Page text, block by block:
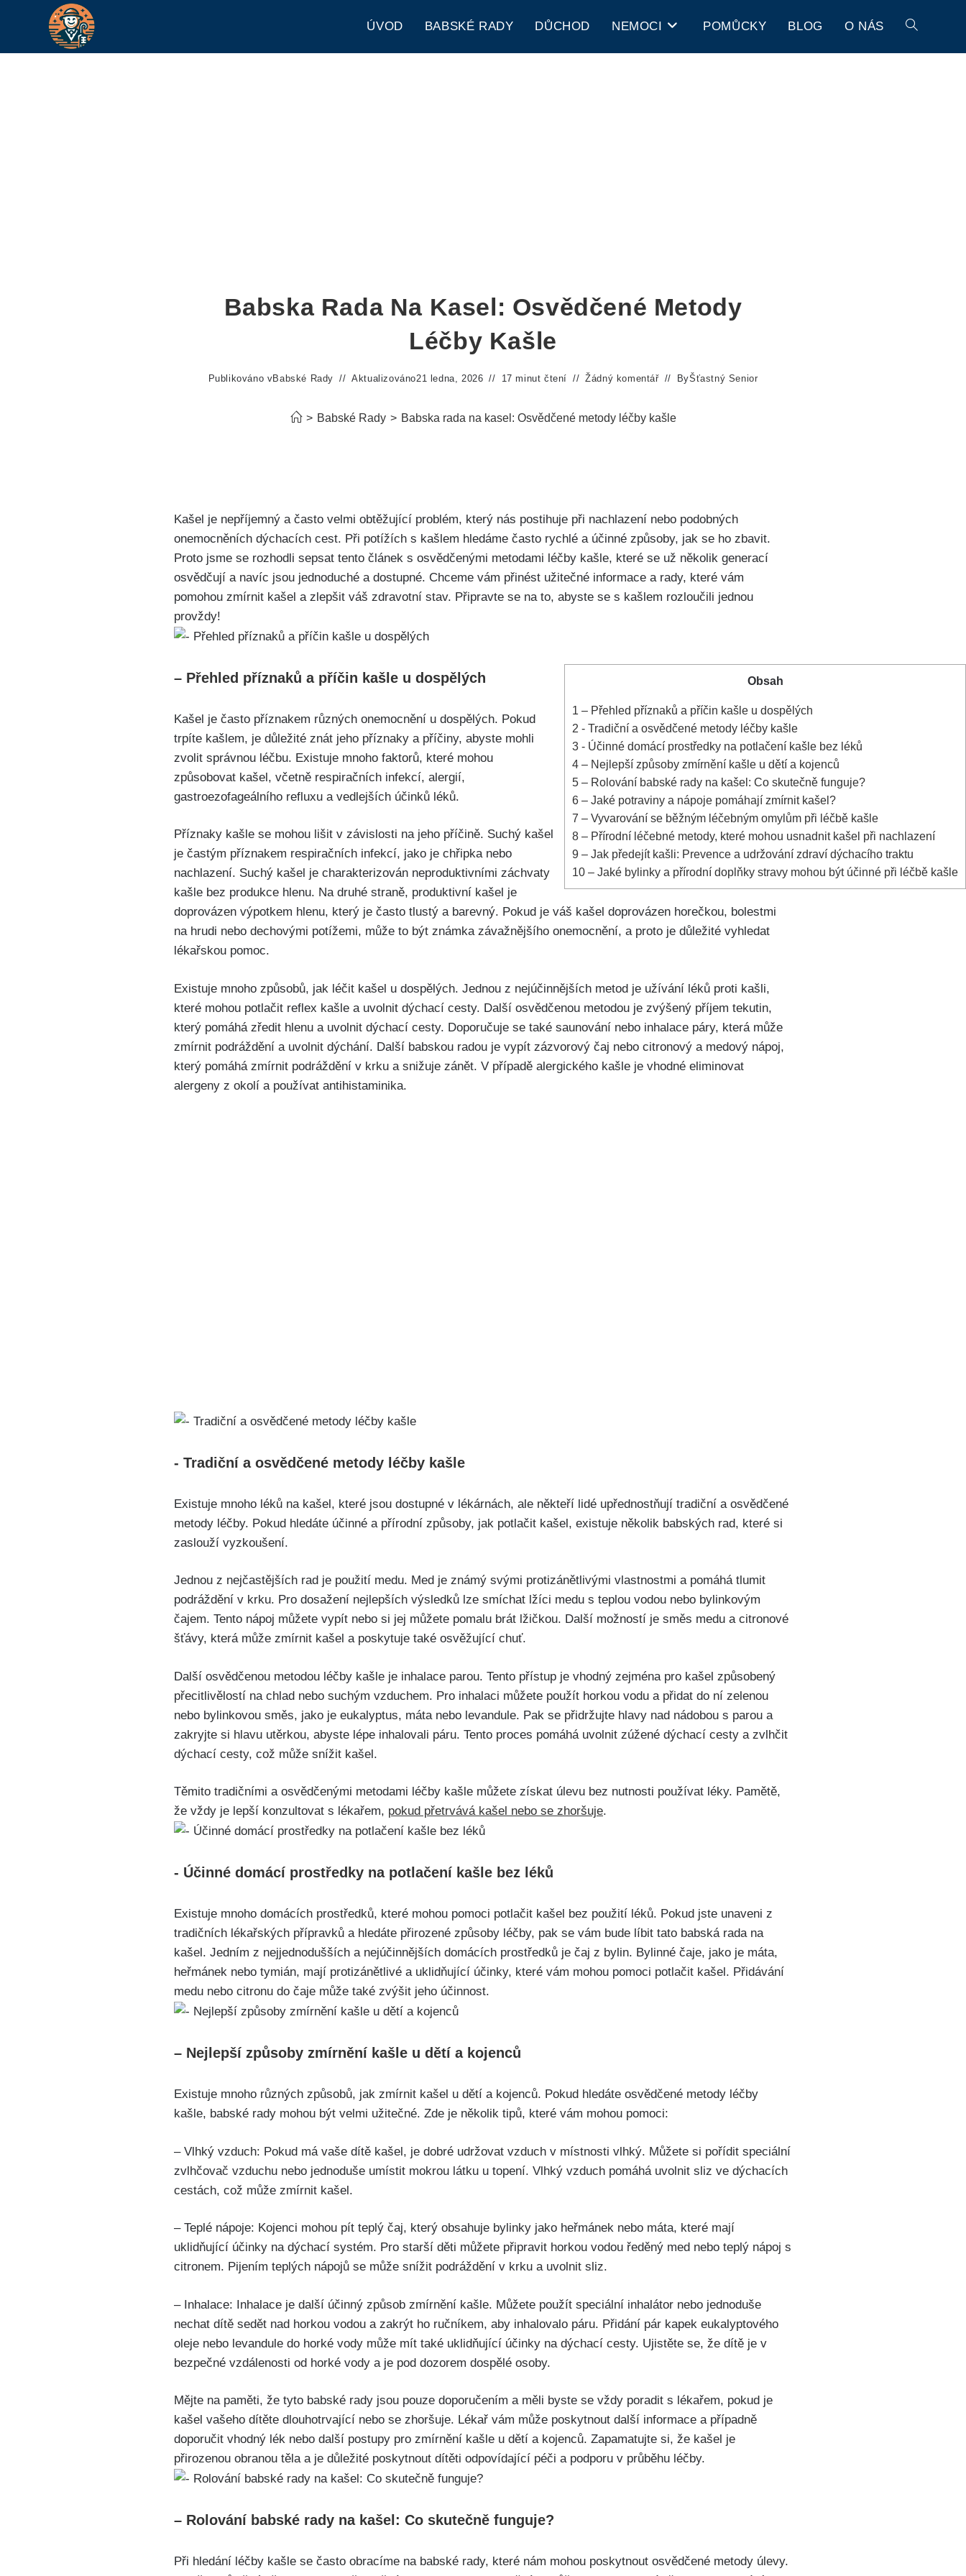
ÚVOD BABSKÉ RADY DŮCHOD NEMOCI POMŮCKY BLOG O NÁS
Babska Rada Na Kasel: Osvědčené Metody
Léčby Kašle
Publikováno vBabské Rady Aktualizováno21 ledna, 2026 17 minut čtení Žádný komentář ByŠťastný Senior
> Babské Rady > Babska rada na kasel: Osvědčené metody léčby kašle
Kašel je nepříjemný a⁣ často velmi obtěžující problém, který nás postihuje při nachlazení nebo ‌podobných
onemocněních dýchacích cest. Při potížích s kašlem hledáme často rychlé a⁣ účinné způsoby, ⁤jak se⁣ ho zbavit.
Proto jsme se rozhodli sepsat tento ‍článek s osvědčenými metodami léčby kašle, které⁢ se už ⁢několik generací
osvědčují a navíc jsou jednoduché a dostupné. Chceme vám přinést užitečné ⁤informace⁤ a rady, které vám
‍pomohou zmírnit kašel a‍ zlepšit váš zdravotní⁤ stav. Připravte se na to, abyste se s kašlem rozloučili jednou
⁣provždy!
Obsah
1 – Přehled příznaků a příčin kašle u ​dospělých
2 -‌ Tradiční a osvědčené⁤ metody léčby kašle
3 -​ Účinné domácí prostředky na potlačení kašle bez léků
4 – Nejlepší způsoby zmírnění kašle ‌u dětí a kojenců
5 – Rolování babské ​rady na‌ kašel: Co skutečně funguje?
6 – Jaké potraviny a nápoje pomáhají zmírnit kašel?
7 – Vyvarování⁣ se běžným léčebným omylům při léčbě kašle
8 – Přírodní léčebné metody, které mohou usnadnit kašel při nachlazení
9 – Jak předejít kašli: Prevence a udržování zdraví dýchacího traktu
10 – Jaké bylinky a přírodní doplňky stravy⁣ mohou být účinné při léčbě kašle
– Přehled příznaků a příčin kašle u ​dospělých
Kašel je často příznakem různých onemocnění u dospělých.‌ Pokud
trpíte kašlem, je důležité znát jeho příznaky a příčiny, abyste mohli
zvolit správnou léčbu. Existuje ‍mnoho faktorů, které mohou
způsobovat kašel, včetně ‌respiračních infekcí, alergií,
gastroezofageálního refluxu a vedlejších účinků léků.
Příznaky kašle se mohou lišit v závislosti na jeho příčině. Suchý kašel
je častým příznakem respiračních infekcí, jako je chřipka nebo
nachlazení. Suchý kašel je charakterizován ​neproduktivními záchvaty
kašle bez produkce ‍hlenu. Na druhé straně, ⁢produktivní kašel je
doprovázen výpotkem hlenu, který je často tlustý a barevný. Pokud je váš kašel doprovázen horečkou, bolestmi
na​ hrudi nebo dechovými potížemi, může to⁢ být známka závažnějšího ⁢onemocnění, a proto je důležité vyhledat
lékařskou pomoc.
Existuje mnoho způsobů, jak léčit kašel u dospělých. Jednou ​z nejúčinnějších metod je ‌užívání léků proti kašli,
‍které mohou potlačit ⁣reflex kašle ⁤a uvolnit⁢ dýchací cesty. Další osvědčenou ‌metodou je zvýšený příjem tekutin,
který pomáhá zředit hlenu a uvolnit dýchací cesty. Doporučuje se také saunování nebo​ inhalace páry, která může⁢
zmírnit ⁤podráždění a uvolnit dýchání. Další babskou radou je vypít zázvorový čaj nebo citronový a medový nápoj,
který pomáhá zmírnit podráždění v krku ‍a snižuje ‌zánět. V případě alergického kašle je vhodné eliminovat
alergeny z okolí a používat antihistaminika.
-‌ Tradiční a osvědčené⁤ metody léčby kašle
Existuje mnoho léků na kašel, které jsou dostupné v lékárnách, ale někteří‌ lidé‌ upřednostňují tradiční a osvědčené
metody ‌léčby. Pokud hledáte účinné a přírodní způsoby, jak potlačit kašel, ⁣existuje ​několik babských rad,​ které ‌si
zaslouží vyzkoušení.
Jednou z nejčastějších rad je použití medu. Med je známý svými protizánětlivými vlastnostmi a pomáhá tlumit
podráždění v krku. Pro dosažení nejlepších výsledků lze smíchat lžíci medu s teplou vodou nebo bylinkovým
čajem. Tento nápoj můžete vypít nebo si jej můžete pomalu brát lžičkou. Další možností‌ je směs medu a​ citronové
šťávy, která může zmírnit ‍kašel a⁤ poskytuje také osvěžující chuť.
Další osvědčenou metodou léčby kašle je inhalace parou. Tento přístup je vhodný ​zejména pro kašel způsobený
přecitlivělostí na ⁣chlad nebo suchým vzduchem. Pro inhalaci můžete použít horkou vodu a přidat do ní zelenou
nebo bylinkovou směs, ⁣jako je eukalyptus, máta nebo levandule. Pak se⁣ přidržujte⁢ hlavy nad nádobou s parou a
zakryjte si hlavu utěrkou, abyste lépe inhalovali páru. Tento proces pomáhá ‍uvolnit ⁤zúžené dýchací cesty a zvlhčit ​
dýchací⁢ cesty, což může snížit kašel.
Těmito tradičními a osvědčenými metodami léčby kašle můžete ‍získat úlevu bez nutnosti​ používat léky. Pamětě,
že vždy je lepší konzultovat s lékařem, pokud přetrvává​ kašel nebo se zhoršuje.
-​ Účinné domácí prostředky na potlačení kašle bez léků
Existuje mnoho domácích prostředků, které mohou pomoci potlačit kašel bez použití léků. Pokud jste ⁤unaveni z
tradičních lékařských přípravků a hledáte přirozené způsoby léčby, pak se vám bude líbit tato babská ​rada na
kašel. Jedním z nejjednodušších a nejúčinnějších domácích‍ prostředků je čaj z bylin. Bylinné čaje, jako je máta,
heřmánek nebo tymián, mají protizánětlivé a uklidňující účinky, které vám mohou pomoci potlačit kašel. Přidávání
medu nebo citronu do čaje může také zvýšit jeho účinnost.
– Nejlepší způsoby zmírnění kašle ‌u dětí a kojenců
Existuje mnoho různých způsobů, jak zmírnit kašel u dětí a kojenců. Pokud ⁣hledáte osvědčené metody léčby‌
kašle, babské rady mohou být velmi užitečné. Zde je několik tipů, které vám​ mohou pomoci:
– Vlhký vzduch: Pokud má vaše dítě kašel,⁢ je dobré udržovat vzduch v ​místnosti‌ vlhký. Můžete si pořídit speciální
zvlhčovač vzduchu nebo jednoduše umístit mokrou látku u topení. Vlhký vzduch pomáhá‍ uvolnit sliz ve dýchacích
cestách, což může zmírnit kašel.
– Teplé nápoje: Kojenci mohou pít ⁤teplý čaj, který obsahuje⁣ bylinky‌ jako heřmánek‍ nebo máta, které mají
uklidňující účinky na dýchací systém. Pro ⁢starší děti můžete připravit horkou vodou ředěný med⁢ nebo teplý nápoj s
citronem. Pijením teplých nápojů se může snížit podráždění v krku a uvolnit sliz.
– Inhalace: ⁢Inhalace je⁣ další účinný způsob‍ zmírnění kašle. Můžete použít speciální inhalátor nebo jednoduše⁤
nechat dítě sedět nad horkou vodou a zakrýt ho ručníkem, ‍aby inhalovalo páru. Přidání pár kapek eukalyptového
oleje nebo ‍levandule do horké vody může mít také uklidňující účinky na dýchací cesty. Ujistěte se, že dítě je v
bezpečné ⁣vzdálenosti‍ od horké vody a je pod dozorem dospělé osoby.
Mějte na paměti, že tyto babské⁤ rady‌ jsou pouze doporučením a měli byste se vždy poradit s lékařem, pokud⁤ je
kašel vašeho dítěte⁣ dlouhotrvající nebo se zhoršuje. Lékař vám může poskytnout další⁣ informace a případně
doporučit‌ vhodný⁢ lék nebo další postupy ⁤pro zmírnění ⁢kašle u dětí a kojenců. Zapamatujte si, že kašel je
‌přirozenou obranou těla⁣ a je důležité poskytnout dítěti odpovídající péči a ⁢podporu v průběhu léčby.
– Rolování babské ​rady na‌ kašel: Co skutečně funguje?
Při hledání léčby kašle se často obracíme na babské rady, které nám mohou poskytnout osvědčené metody ⁢úlevy.